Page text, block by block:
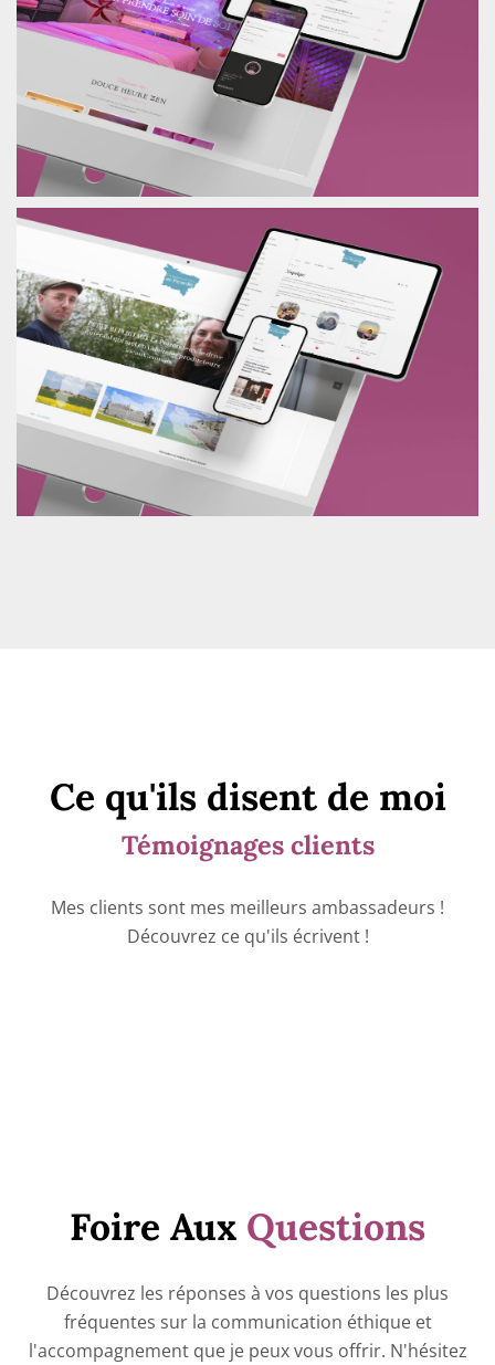
Ce qu'ils disent de moi
Témoignages clients
Mes clients sont mes meilleurs ambassadeurs !
Découvrez ce qu'ils écrivent !
Foire Aux Questions
Découvrez les réponses à vos questions les plus
fréquentes sur la communication éthique et
l'accompagnement que je peux vous offrir. N'hésitez